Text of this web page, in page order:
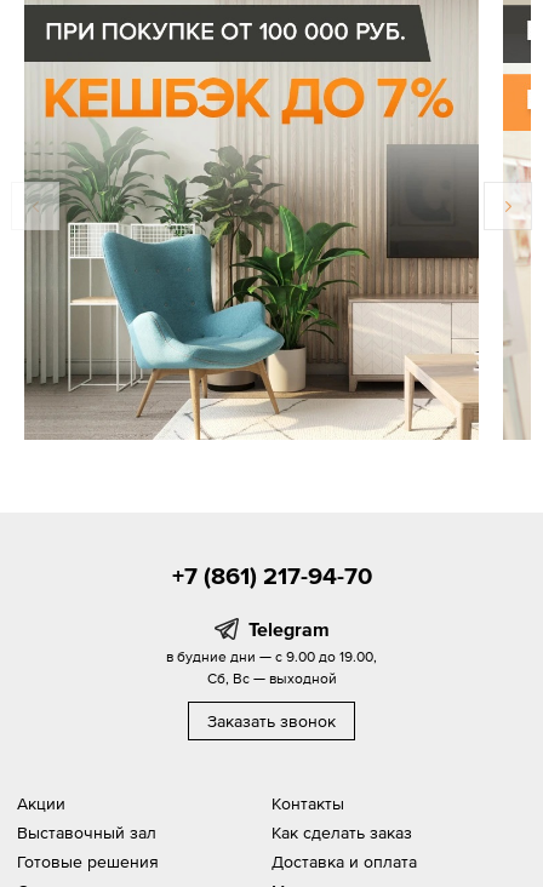
Акции
Выставочный зал
Готовые решения
Контакты
Как сделать заказ
Доставка и оплата
+7 (861) 217-94-70
Telegram
в будние дни — с 9.00 до 19.00,
Сб, Вс — выходной
Заказать звонок